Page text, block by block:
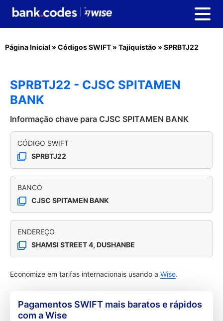
Página Inicial » Códigos SWIFT » Tajiquistão » SPRBTJ22
SPRBTJ22 - CJSC SPITAMEN
BANK
Informação chave para CJSC SPITAMEN BANK
CÓDIGO SWIFT
SPRBTJ22
BANCO
CJSC SPITAMEN BANK
ENDEREÇO
SHAMSI STREET 4, DUSHANBE
Economize em tarifas internacionais usando a Wise.
Pagamentos SWIFT mais baratos e rápidos
com a Wise